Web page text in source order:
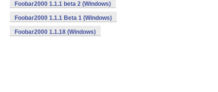
Foobar2000 1.1.1 beta 2 (Windows)
Foobar2000 1.1.1 Beta 1 (Windows)
Foobar2000 1.1.18 (Windows)